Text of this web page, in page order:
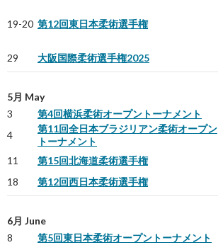
19-20 第12回東日本柔術選手権
29
大阪国際柔術選手権2025
5月 May
3
第4回横浜柔術オープントーナメント
4
第11回全日本ブラジリアン柔術オープン
トーナメント
11 第15回北海道柔術選手権
18
第12回西日本柔術選手権
6月 June
8
第5回東日本柔術オープントーナメント